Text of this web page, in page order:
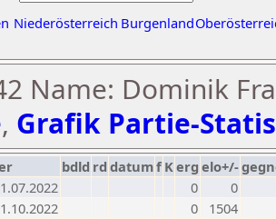
Niederösterreich Burgenland
Name: Dominik
, Grafik Partie-
bdld rd datumf Kerg elo+/-
0
0
0
1504